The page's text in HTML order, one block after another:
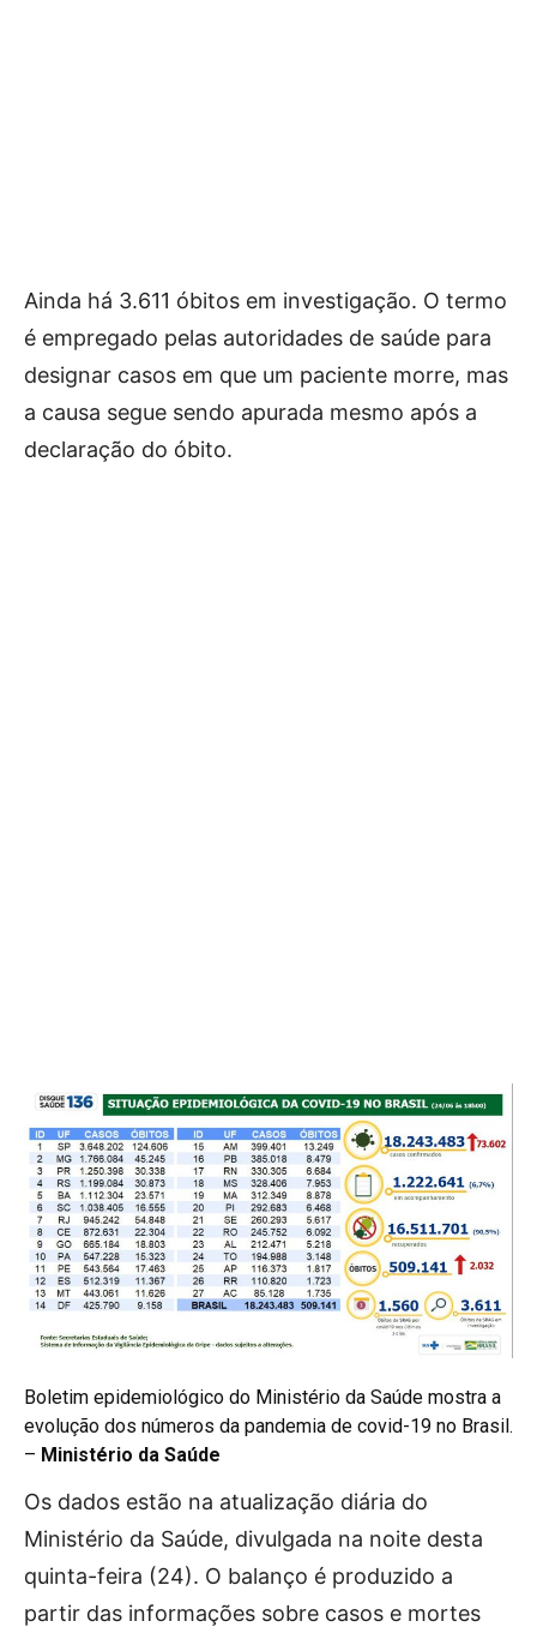
Ainda há 3.611 óbitos em investigação. O termo
é empregado pelas autoridades de saúde para
designar casos em que um paciente morre, mas
a causa segue sendo apurada mesmo após a
declaração do óbito.
Boletim epidemiológico do Ministério da Saúde mostra a
evolução dos números da pandemia de covid-19 no Brasil.
– Ministério da Saúde
Os dados estão na atualização diária do
Ministério da Saúde, divulgada na noite desta
quinta-feira (24). O balanço é produzido a
partir das informações sobre casos e mortes